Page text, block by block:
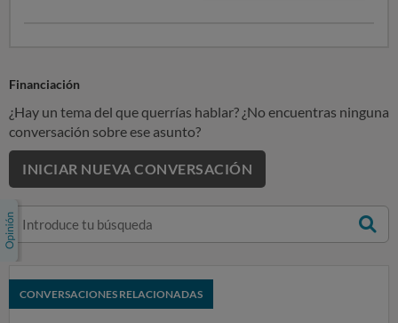
Financiación
¿Hay un tema del que querrías hablar? ¿No encuentras ninguna
conversación sobre ese asunto?
INICIAR NUEVA CONVERSACIÓN
CONVERSACIONES RELACIONADAS